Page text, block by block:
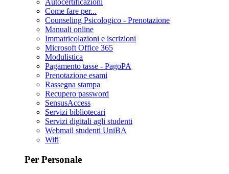
Autocertificazioni
Come fare per...
Counseling Psicologico - Prenotazione
Manuali online
Immatricolazioni e iscrizioni
Microsoft Office 365
Modulistica
Pagamento tasse - PagoPA
Prenotazione esami
Rassegna stampa
Recupero password
SensusAccess
Servizi bibliotecari
Servizi digitali agli studenti
Webmail studenti UniBA
Wifi
Per Personale